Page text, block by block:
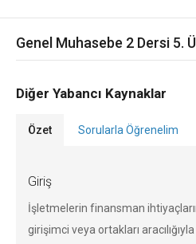
Genel Muhasebe 2 Dersi 5.
Diğer Yabancı Kaynaklar
Özet Sorularla Öğrenelim
Giriş
İşletmelerin finansman
girişimci veya ortakları